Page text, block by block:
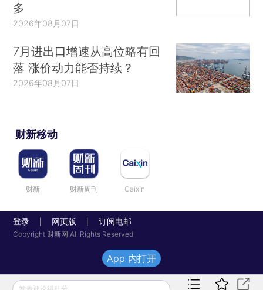
多
2026年08月07日
7月进出口增速从高位略有回
落 涨价动力能否持续？
2026年08月07日
财新移动
财新 财新周刊 Caixin
登录 网页版 订阅电邮
Copyright 财新网 All Rights Reserved
发表评论得积分
App 内打开